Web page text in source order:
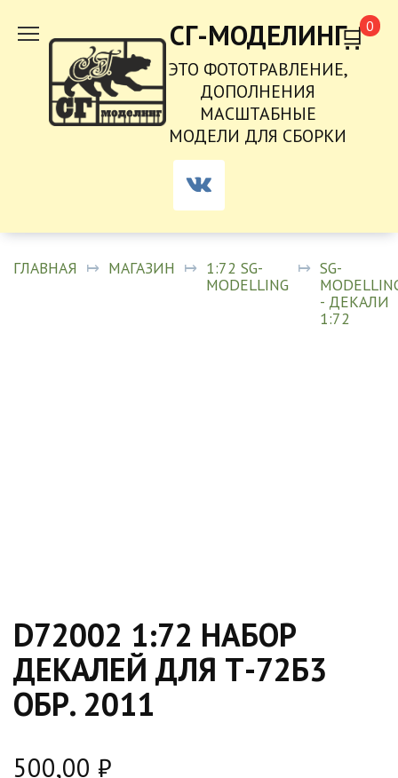
СОДЕРЖАНИЮ
СГ-МОДЕЛИНГ
ЭТО ФОТОТРАВЛЕНИЕ,
ДОПОЛНЕНИЯ
МАСШТАБНЫЕ
МОДЕЛИ ДЛЯ СБОРКИ
0
ГЛАВНАЯ МАГАЗИН
1:72 SG-
MODELLING
SG-
- ДЕКАЛИ
1:72
D72002 1:72 НАБОР
ДЕКАЛЕЙ ДЛЯ Т-72Б3
ОБР. 2011
500,00 ₽